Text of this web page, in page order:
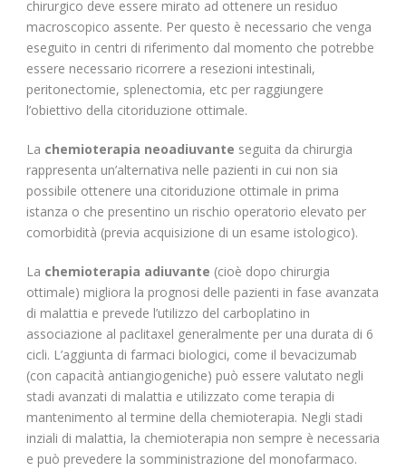
chirurgico deve essere mirato ad ottenere un residuo
macroscopico assente. Per questo è necessario che venga
eseguito in centri di riferimento dal momento che potrebbe
essere necessario ricorrere a resezioni intestinali,
peritonectomie, splenectomia, etc per raggiungere
l’obiettivo della citoriduzione ottimale.
La chemioterapia neoadiuvante seguita da chirurgia
rappresenta un’alternativa nelle pazienti in cui non sia
possibile ottenere una citoriduzione ottimale in prima
istanza o che presentino un rischio operatorio elevato per
comorbidità (previa acquisizione di un esame istologico).
La chemioterapia adiuvante (cioè dopo chirurgia
ottimale) migliora la prognosi delle pazienti in fase avanzata
di malattia e prevede l’utilizzo del carboplatino in
associazione al paclitaxel generalmente per una durata di 6
cicli. L’aggiunta di farmaci biologici, come il bevacizumab
(con capacità antiangiogeniche) può essere valutato negli
stadi avanzati di malattia e utilizzato come terapia di
mantenimento al termine della chemioterapia. Negli stadi
inziali di malattia, la chemioterapia non sempre è necessaria
e può prevedere la somministrazione del monofarmaco.